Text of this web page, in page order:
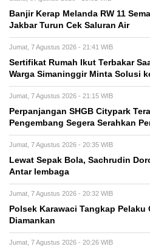
Banjir Kerap Melanda RW 11
Jakbar Turun Cek Saluran Air
Jumat, 7 Agustus 2026 - 21:41 WIB
Sertifikat Rumah Ikut Terbakar
Warga Simaninggir Minta Solusi
Jumat, 7 Agustus 2026 - 21:15 WIB
Perpanjangan SHGB Citypark
Pengembang Segera Serahkan
Jumat, 7 Agustus 2026 - 20:35 WIB
Lewat Sepak Bola, Sachrudin
Antar lembaga
Jumat, 7 Agustus 2026 - 20:32 WIB
Polsek Karawaci Tangkap Pelaku
Diamankan
Jumat, 7 Agustus 2026 - 20:26 WIB